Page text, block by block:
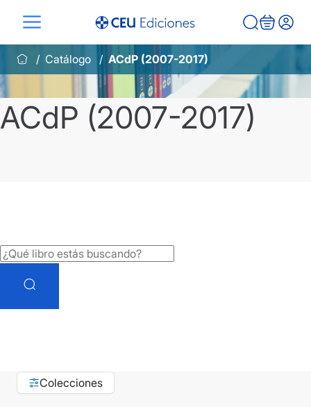
contenido
Catálogo
ACdP (2007-2017)
ACdP (2007-2017)
Colecciones